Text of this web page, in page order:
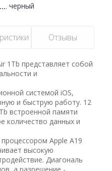
черный
Отзывы
1Tb представляет собой
и
системой iOS,
и быструю работу. 12
встроенной памяти
количество данных и
Apple A19
высокую
Диагональ